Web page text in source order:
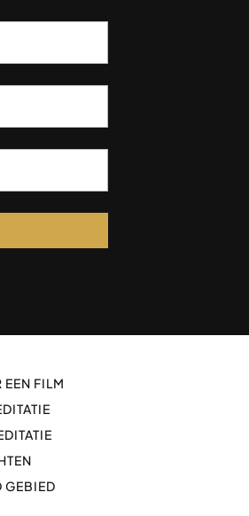
EEN FILM
GEBIED